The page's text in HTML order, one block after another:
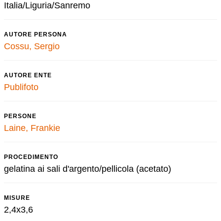
Italia/Liguria/Sanremo
AUTORE PERSONA
Cossu, Sergio
AUTORE ENTE
Publifoto
PERSONE
Laine, Frankie
PROCEDIMENTO
gelatina ai sali d'argento/pellicola (acetato)
MISURE
2,4x3,6